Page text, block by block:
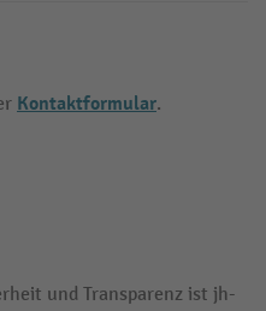
Kontaktformular.
und Transparenz ist jh-